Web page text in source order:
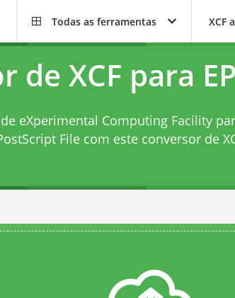
Todas as ferramentas XCF
de XCF para
eXperimental Computing Facility
File com este conversor de